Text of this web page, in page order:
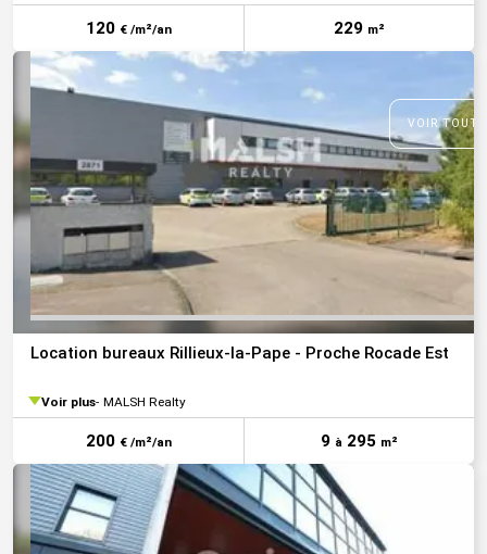
120 € /m²/an 229 m²
VOIR
Location bureaux Rillieux-la-Pape - Proche Rocade Est
Voir plus MALSH Realty
200 € /m²/an 9 à 295 m²